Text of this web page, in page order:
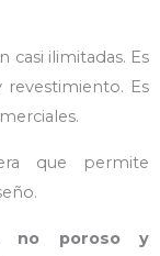
casi ilimitadas. Es
Es
que permite
no poroso y